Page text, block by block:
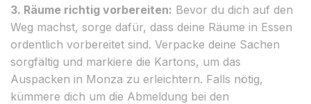
3. Räume richtig vorbereiten: Bevor du dich auf den
Weg machst, sorge dafür, dass deine Räume in Essen
ordentlich vorbereitet sind. Verpacke deine Sachen
sorgfältig und markiere die Kartons, um das
Auspacken in Monza zu erleichtern. Falls nötig,
kümmere dich um die Abmeldung bei den